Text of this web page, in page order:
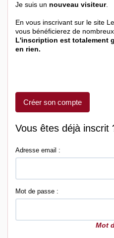
Je suis un nouveau visiteur.
En vous inscrivant sur le site
vous bénéficierez de
L'inscription est totalement
en rien.
Créer son compte
Vous êtes déjà inscrit
Adresse email :
Mot de passe :
Mot